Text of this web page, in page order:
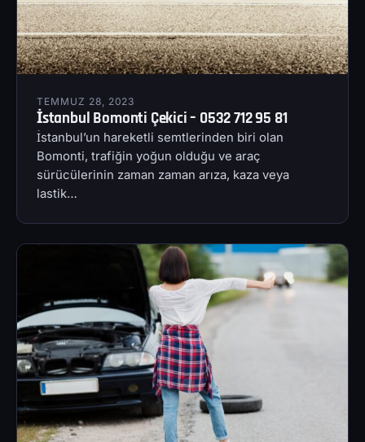
TEMMUZ 28, 2023
İstanbul Bomonti Çekici – 0532 712 95 81
İstanbul’un hareketli semtlerinden biri olan
Bomonti, trafiğin yoğun olduğu ve araç
sürücülerinin zaman zaman arıza, kaza veya
lastik…